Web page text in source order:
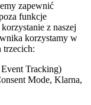
zapewnić
funkcje
z naszej
korzystamy w
trzecich:
Tracking)
Mode, Klarna,